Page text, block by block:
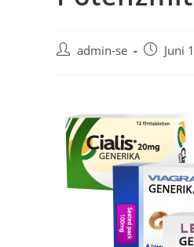
Beitrags-
admin-se
Beitrag
Juni